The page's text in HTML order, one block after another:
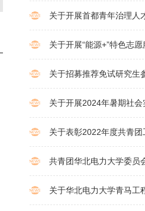
关于开展首都青年治理人
关于开展“能源+”特色志
关于招募推荐免试研究生
关于开展2024年暑期社
关于表彰2022年度共青
共青团华北电力大学委
关于华北电力大学青马工